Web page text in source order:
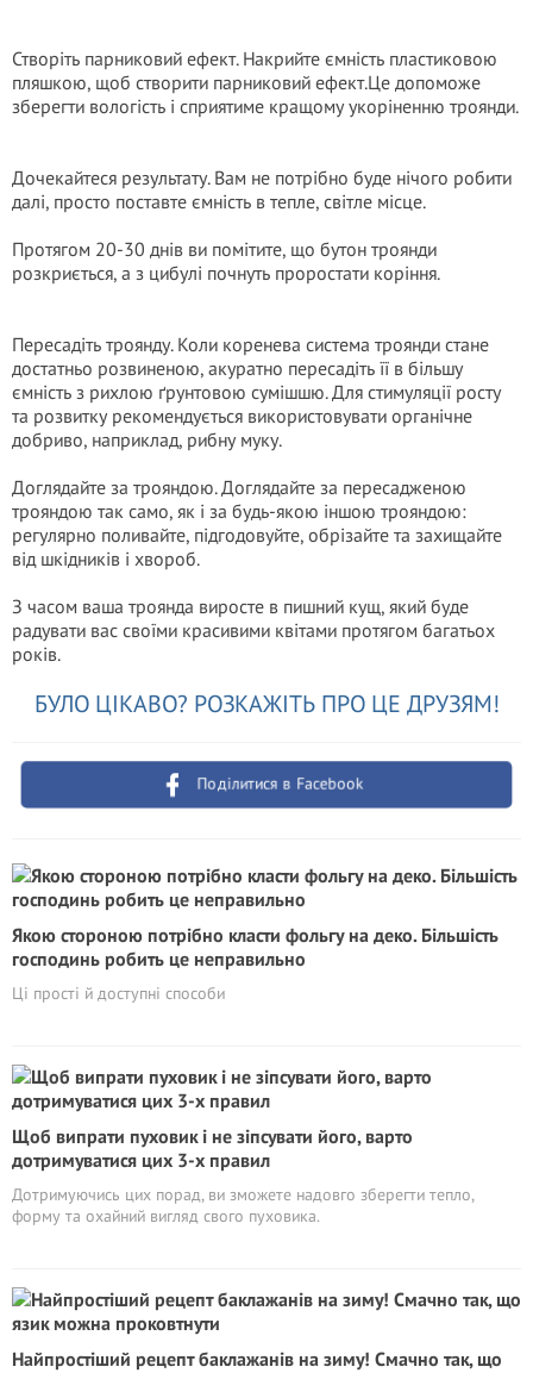
Створіть парниковий ефект. Накрийте ємність пластиковою
пляшкою, щоб створити парниковий ефект.Це допоможе
зберегти вологість і сприятиме кращому укоріненню троянди.
Дочекайтеся результату. Вам не потрібно буде нічого робити
далі, просто поставте ємність в тепле, світле місце.
Протягом 20-30 днів ви помітите, що бутон троянди
розкриється, а з цибулі почнуть проростати коріння.
Пересадіть троянду. Коли коренева система троянди стане
достатньо розвиненою, акуратно пересадіть її в більшу
ємність з рихлою ґрунтовою сумішшю. Для стимуляції росту
та розвитку рекомендується використовувати органічне
добриво, наприклад, рибну муку.
Доглядайте за трояндою. Доглядайте за пересадженою
трояндою так само, як і за будь-якою іншою трояндою:
регулярно поливайте, підгодовуйте, обрізайте та захищайте
від шкідників і хвороб.
З часом ваша троянда виросте в пишний кущ, який буде
радувати вас своїми красивими квітами протягом багатьох
років.
БУЛО ЦІКАВО? РОЗКАЖІТЬ ПРО ЦЕ ДРУЗЯМ!
Поділитися в Facebook
Якою стороною потрібно класти фольгу на деко. Більшість
господинь робить це неправильно
Ці прості й доступні способи
Щоб випрати пуховик і не зіпсувати його, варто
дотримуватися цих 3-х правил
Дотримуючись цих порад, ви зможете надовго зберегти тепло,
форму та охайний вигляд свого пуховика.
Найпростіший рецепт баклажанів на зиму! Смачно так, що